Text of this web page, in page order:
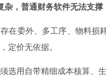
杂，普通财务软件无法支撑
在委外、多工序、物料损
定价无依据。
选用自带精细成本核算、